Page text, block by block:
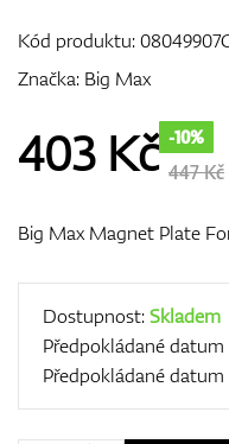
Kód produktu:
Značka: Big Max
403 Kč -10%
447 Kč
Big Max Magnet Plate
Dostupnost:Skladem
Předpokládané datum
Předpokládané datum